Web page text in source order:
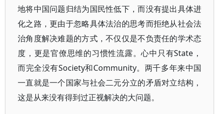
地将中国问题归结为国民性低下，而没有提出具体进
化之路，更由于忽略具体法治的思考而拒绝从社会法
治角度解决难题的方式，不仅仅是不负责任的学术态
度，更是官僚思维的习惯性流露。心中只有State，
而完全没有Society和Community。两千多年来中国
一直就是一个国家与社会二元分立的矛盾对立结构，
这是从来没有得到过正视解决的大问题。